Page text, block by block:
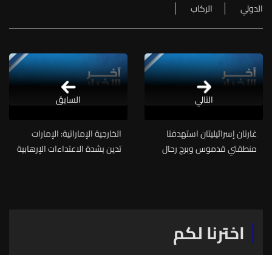
الدولي
الركاب
التالي
غارتان إسرائيليتان استهدفتا
منطقتي قدموس وبرج رحال
الخارجية الإماراتية: الإمارات
تدين بشدة الاعتداءات الإرهابية
السابق
اخترنا لكم